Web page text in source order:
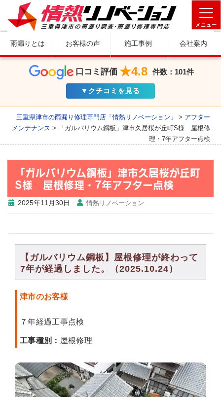
メニュー
雨漏りとは お客様の声 施工事例 会社案内
口コミ評価 ★4.8 件数：101件
▼クチコミを見る
三重県津市の雨漏り修理専門店「情熱リノベーション」 > アフター
メンテナンス >
「ガルバリウム鋼板」津市久居桜が丘町S様 屋根修
理・7年アフター点検
「ガルバリウム鋼板」津市久居桜が丘町
S様 屋根修理・7年アフター点検
2025年11月30日 情熱リノベーション
【ガルバリウム鋼板】屋根修理が終わって
7年が経過しました。（2025.10.24）
津市のお客様
７年経過工事点検
工事種別： 屋根修理